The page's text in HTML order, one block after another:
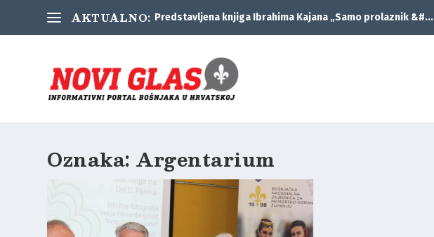
AKTUALNO: Predstavljena knjiga Ibrahima Kajana „Samo prolaznik &#...
Oznaka:Argentarium